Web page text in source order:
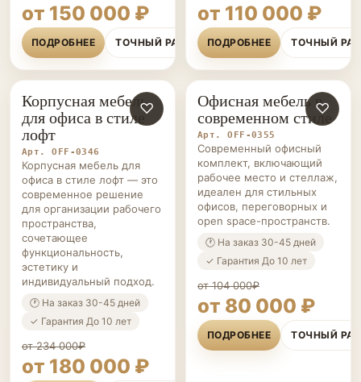
от 150 000 ₽
ПОДРОБНЕЕ ТОЧНЫЙ РАСЧЁТ
от 110 000 ₽
ПОДРОБНЕЕ ТОЧНЫЙ
ОФИСНАЯ
МЕБЕЛЬ НА ЗАКАЗ
♡
Корпусная мебель
для офиса в стиле
лофт
Арт. OFF-0346
Корпусная мебель для
офиса в стиле лофт — это
современное решение
для организации рабочего
пространства,
сочетающее
функциональность,
эстетику и
индивидуальный подход.
🕐 На заказ 30-45 дней
✓ Гарантия До 10 лет
от 234 000₽
от 180 000 ₽
ОФИСНАЯ
МЕБЕЛЬ НА ЗАКАЗ
♡
Офисная мебель в
современном стиле
Арт. OFF-0355
Современный офисный
комплект, включающий
рабочее место и стеллаж,
идеален для стильных
офисов, переговорных и
open space-пространств.
🕐 На заказ 30-45 дней
✓ Гарантия До 10 лет
от 104 000₽
от 80 000 ₽
ПОДРОБНЕЕ ТОЧНЫЙ